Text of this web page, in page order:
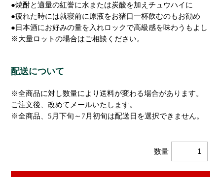
●焼酎と適量の紅誉に水または炭酸を加えチュウハイに
●疲れた時には就寝前に原液をお猪口一杯飲むのもお勧め
●日本酒にお好みの量を入れロックで高級感を味わうもよし
※大量ロットの場合はご相談ください。
配送について
※全商品に対し数量により送料が変わる場合があります。
ご注文後、改めてメールいたします。
※全商品、5月下旬～7月初旬は配送日を選択できません。
数量